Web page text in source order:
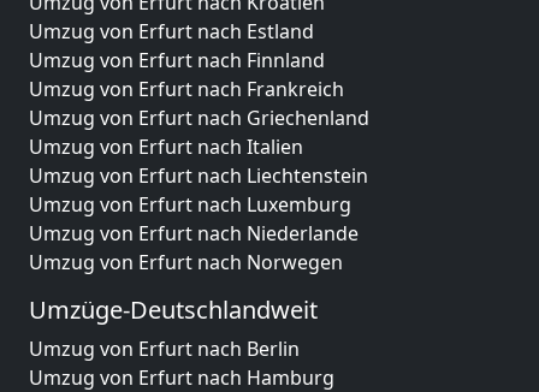
Umzug von Erfurt nach Estland
Umzug von Erfurt nach Finnland
Umzug von Erfurt nach Frankreich
Umzug von Erfurt nach Griechenland
Umzug von Erfurt nach Italien
Umzug von Erfurt nach Liechtenstein
Umzug von Erfurt nach Luxemburg
Umzug von Erfurt nach Niederlande
Umzug von Erfurt nach Norwegen
Umzüge-Deutschlandweit
Umzug von Erfurt nach Berlin
Umzug von Erfurt nach Hamburg